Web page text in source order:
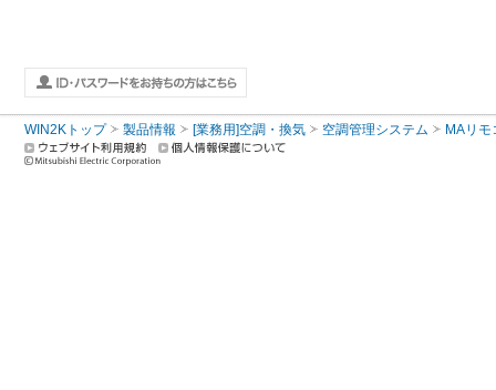
WIN2Kトップ 製品情報 [業務用]空調・換気 空調管理システム MAリモ